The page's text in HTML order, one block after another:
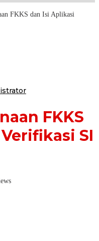
FKKS dan Isi Aplikasi
FKKS
SI